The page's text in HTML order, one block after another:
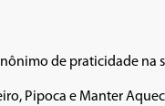
de praticidade na
Pipoca e Manter